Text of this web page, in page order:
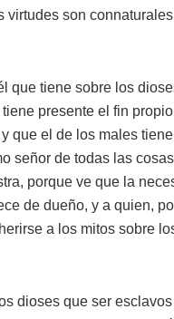
son
que tiene sobre los
presente el fin
que el de los males
señor de todas las
porque ve que la
de dueño, y a quien,
a los mitos sobre
dioses que ser